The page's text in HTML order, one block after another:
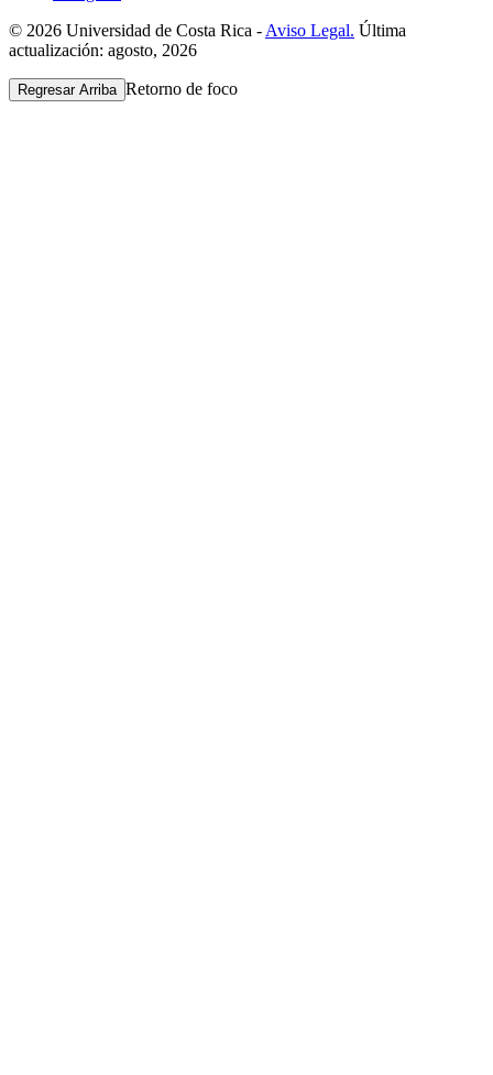
© 2026 Universidad de Costa Rica - Aviso Legal. Última
actualización: agosto, 2026
Regresar Arriba Retorno de foco